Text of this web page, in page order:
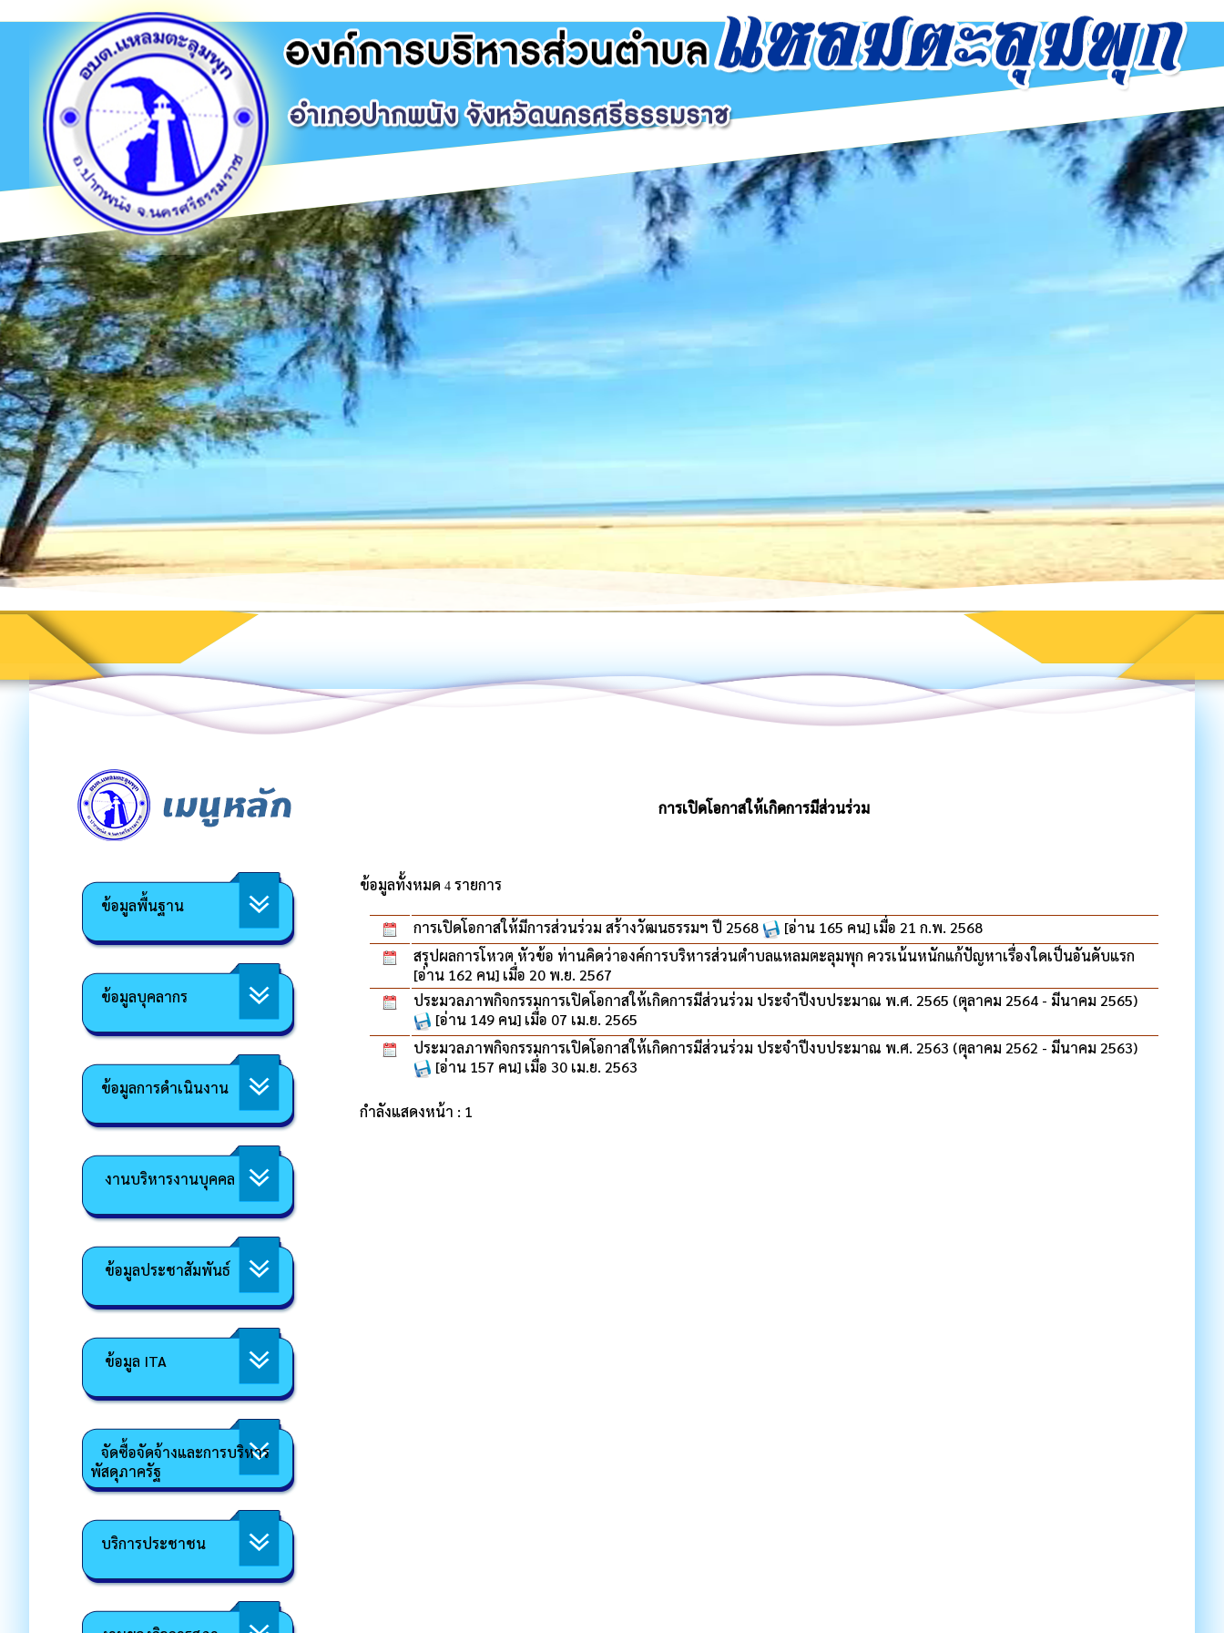
ข้อมูลพื้นฐาน
ข้อมูลบุคลากร
ข้อมูลการดำเนินงาน
งานบริหารงานบุคคล
ข้อมูลประชาสัมพันธ์
ข้อมูล ITA
จัดซื้อจัดจ้างและการบริหาร
พัสดุภาครัฐ
บริการประชาชน
การเปิดโอกาสให้เกิดการมีส่วนร่วม
ข้อมูลทั้งหมด 4รายการ
การเปิดโอกาสให้มีการส่วนร่วม สร้างวัฒนธรรมฯ ปี 2568
[อ่าน 165 คน] เมื่อ 21 ก.พ. 2568
สรุปผลการโหวต หัวข้อ ท่านคิดว่าองค์การบริหารส่วนตำบลแหลมตะลุมพุก ควรเน้นหนักแก้ปัญหาเรื่องใดเป็นอันดับแรก
[อ่าน 162 คน] เมื่อ 20 พ.ย. 2567
ประมวลภาพกิจกรรมการเปิดโอกาสให้เกิดการมีส่วนร่วม ประจำปีงบประมาณ พ.ศ. 2565 (ตุลาคม 2564 - มีนาคม 2565)
[อ่าน 149 คน] เมื่อ 07 เม.ย. 2565
ประมวลภาพกิจกรรมการเปิดโอกาสให้เกิดการมีส่วนร่วม ประจำปีงบประมาณ พ.ศ. 2563 (ตุลาคม 2562 - มีนาคม 2563)
[อ่าน 157 คน] เมื่อ 30 เม.ย. 2563
กำลังแสดงหน้า : 1